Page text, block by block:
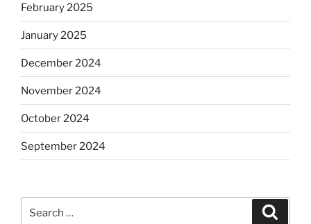
February 2025
January 2025
December 2024
November 2024
October 2024
September 2024